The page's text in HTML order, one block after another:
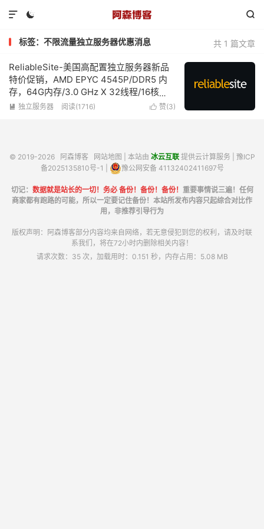
 

共 1 篇文章
标签：不限流量独立服务器优惠消息
ReliableSite-美国高配置独立服务器新品
特价促销，AMD EPYC 4545P/DDR5 内
存，64G内存/3.0 GHz X 32线程/16核
心/1TB NVMe、1Gbps带宽不限流量低至
 赞(3)
 独立服务器 阅读(1716)
© 2019-2026 阿森博客 网站地图 | 本站由 冰云互联提供云计算服务 | 豫ICP
备2025135810号-1
豫公网安备 41132402411697号
切记： 数据就是站长的一切！务必 备份！备份！备份！ 重要事情说三遍！任何
商家都有跑路的可能，所以一定要记住备份！本站所发布内容只起综合对比作
用，非推荐引导行为
版权声明：阿森博客部分内容均来自网络，若无意侵犯到您的权利，请及时联
系我们，将在72小时内删除相关内容！
请求次数：35 次，加载用时：0.151 秒，内存占用：5.08 MB